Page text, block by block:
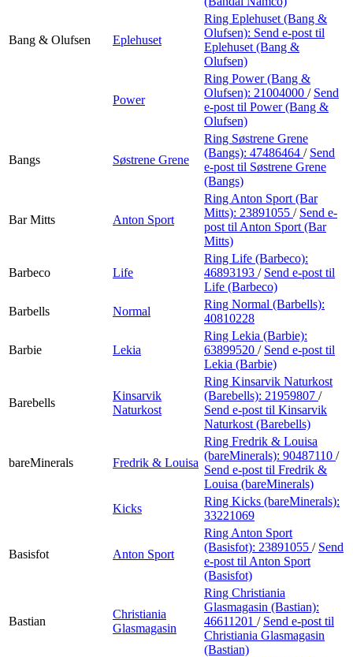
Bang & Olufsen Eplehuset
Ring Eplehuset (Bang &
Olufsen): Send e-post til
Eplehuset (Bang &
Olufsen)
Power
Ring Power (Bang &
Olufsen): 21004000 / Send
e-post til Power (Bang &
Olufsen)
Bangs Søstrene Grene
Ring Søstrene Grene
(Bangs): 47486464 / Send
e-post til Søstrene Grene
(Bangs)
Bar Mitts Anton Sport
Ring Anton Sport (Bar
Mitts): 23891055 / Send e-
post til Anton Sport (Bar
Mitts)
Barbeco Life
Ring Life (Barbeco):
46893193 / Send e-post til
Life (Barbeco)
Barbells
Normal
Ring Normal (Barbells):
40810228
Barbie Lekia
Ring Lekia (Barbie):
63899520 / Send e-post til
Lekia (Barbie)
Barebells
Kinsarvik
Naturkost
Ring Kinsarvik Naturkost
(Barebells): 21959807 /
Send e-post til Kinsarvik
Naturkost (Barebells)
bareMinerals Fredrik & Louisa
Ring Fredrik & Louisa
(bareMinerals): 90487110 /
Send e-post til Fredrik &
Louisa (bareMinerals)
Kicks
Ring Kicks (bareMinerals):
33221069
Basisfot Anton Sport
Ring Anton Sport
(Basisfot): 23891055 / Send
e-post til Anton Sport
(Basisfot)
Bastian
Christiania
Glasmagasin
Ring Christiania
Glasmagasin (Bastian):
46611201 / Send e-post til
Christiania Glasmagasin
(Bastian)